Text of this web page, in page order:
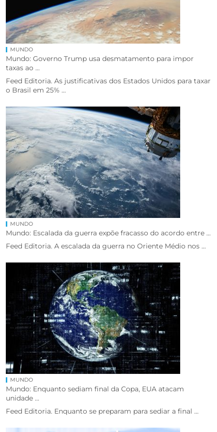
MUNDO
Mundo: Governo Trump usa desmatamento para impor
taxas ao ...
Feed Editoria. As justificativas dos Estados Unidos para taxar
o Brasil em 25% ...
MUNDO
Mundo: Escalada da guerra expõe fracasso do acordo entre ...
Feed Editoria. A escalada da guerra no Oriente Médio nos ...
MUNDO
Mundo: Enquanto sediam final da Copa, EUA atacam
unidade ...
Feed Editoria. Enquanto se preparam para sediar a final ...